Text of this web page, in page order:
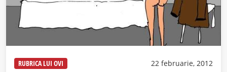
RUBRICA LUI OVI 22 februarie, 2012